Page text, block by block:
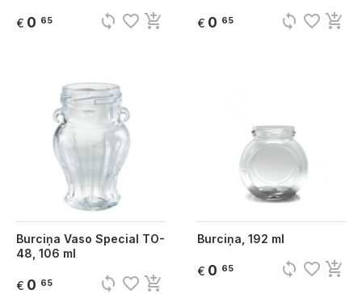
€ 0 65 sync favorite_border add_shopping_cart € 0 65 sync favorite_border add_shopping_cart
Burciņa Vaso Special TO-
48, 106 ml
€ 0 65 sync favorite_border add_shopping_cart
Burciņa, 192 ml
€ 0 65 sync favorite_border add_shopping_cart